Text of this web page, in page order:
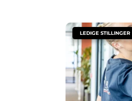
LEDIGE STILLINGER